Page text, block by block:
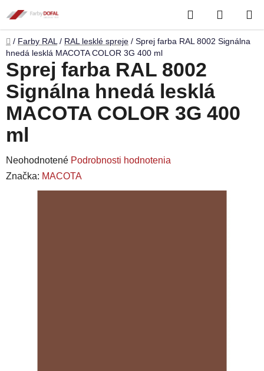
na
obsah
Hľadať
KOŠÍK
Domov
/ Farby RAL / RAL lesklé spreje / Sprej farba RAL 8002 Signálna
hnedá lesklá MACOTA COLOR 3G 400 ml
Sprej farba RAL 8002
Signálna hnedá lesklá
MACOTA COLOR 3G 400
ml
Priemerné
hodnotenie
produktu
Neohodnotené Podrobnosti hodnotenia
Značka: MACOTA